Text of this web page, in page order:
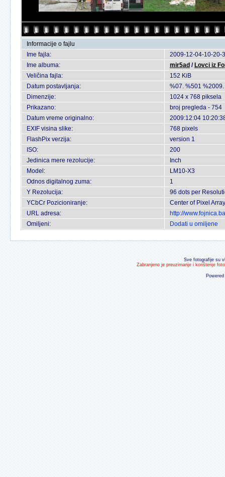
Informacije o fajlu
Ime fajla:
2009-12-04-10-20-
Ime albuma:
mir5ad / Lovci iz
Veličina fajla:
152 KiB
Datum postavljanja:
%07. %501 %2009.
Dimenzije:
1024 x 768 piksela
Prikazano:
broj pregleda - 754
Datum vreme originalno:
2009:12:04
EXIF visina slike:
768 pixels
FlashPix verzija:
version 1
ISO:
200
Jedinica mere rezolucije:
Inch
Model:
LM10-X3
Odnos digitalnog zuma:
1
Y Rezolucija:
96 dots per
YCbCr Pozicioniranje:
Center of Pixel Array
URL adresa:
http://
Omiljeni:
Dodati u omiljene
Sve fotografije su
Zabranjeno je preuzimanje i korištenje